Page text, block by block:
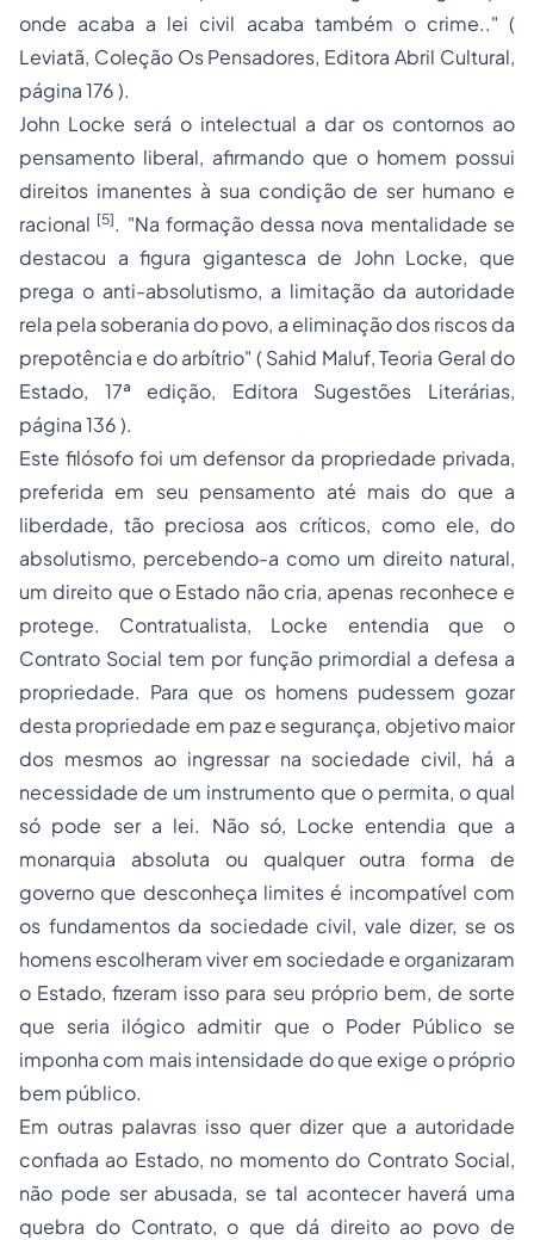
onde acaba a lei civil acaba também o crime.." (
Leviatã, Coleção Os Pensadores, Editora Abril Cultural,
página 176 ).
John Locke será o intelectual a dar os contornos ao
pensamento liberal, afirmando que o homem possui
direitos imanentes à sua condição de ser humano e
racional [5]. "Na formação dessa nova mentalidade se
destacou a figura gigantesca de John Locke, que
prega o anti-absolutismo, a limitação da autoridade
rela pela soberania do povo, a eliminação dos riscos da
prepotência e do arbítrio" ( Sahid Maluf, Teoria Geral do
Estado, 17ª edição, Editora Sugestões Literárias,
página 136 ).
Este filósofo foi um defensor da propriedade privada,
preferida em seu pensamento até mais do que a
liberdade, tão preciosa aos críticos, como ele, do
absolutismo, percebendo-a como um direito natural,
um direito que o Estado não cria, apenas reconhece e
protege. Contratualista, Locke entendia que o
Contrato Social tem por função primordial a defesa a
propriedade. Para que os homens pudessem gozar
desta propriedade em paz e segurança, objetivo maior
dos mesmos ao ingressar na sociedade civil, há a
necessidade de um instrumento que o permita, o qual
só pode ser a lei. Não só, Locke entendia que a
monarquia absoluta ou qualquer outra forma de
governo que desconheça limites é incompatível com
os fundamentos da sociedade civil, vale dizer, se os
homens escolheram viver em sociedade e organizaram
o Estado, fizeram isso para seu próprio bem, de sorte
que seria ilógico admitir que o Poder Público se
imponha com mais intensidade do que exige o próprio
bem público.
Em outras palavras isso quer dizer que a autoridade
confiada ao Estado, no momento do Contrato Social,
não pode ser abusada, se tal acontecer haverá uma
quebra do Contrato, o que dá direito ao povo de